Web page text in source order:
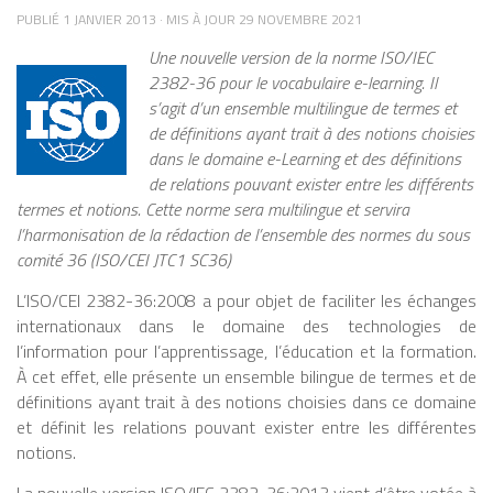
PUBLIÉ 1 JANVIER 2013 · MIS À JOUR 29 NOVEMBRE 2021
Une nouvelle version de la norme ISO/IEC
2382-36 pour le vocabulaire e-learning. Il
s’agit d’un ensemble multilingue de termes et
de définitions ayant trait à des notions choisies
dans le domaine e-Learning et des définitions
de relations pouvant exister entre les différents
termes et notions. Cette norme sera multilingue et servira
l’harmonisation de la rédaction de l’ensemble des normes du sous
comité 36 (ISO/CEI JTC1 SC36)
L’ISO/CEI 2382-36:2008 a pour objet de faciliter les échanges
internationaux dans le domaine des technologies de
l’information pour l’apprentissage, l’éducation et la formation.
À cet effet, elle présente un ensemble bilingue de termes et de
définitions ayant trait à des notions choisies dans ce domaine
et définit les relations pouvant exister entre les différentes
notions.
TOUCHE PRESQUE TOUS LES DOMAINES : TEXTE :
IMAGE ET VIDÉO : CRÉATION ARTISTIQUE, RETOUCHES,
DEEPFAKES. MUSIQUE ET AUDIO : COMPOSITIONS
ORIGINALES, DOUBLAGES, SYNTHÈSE VOCALE. CODE
INFORMATIQUE : GÉNÉRATION AUTOMATIQUE DE
SCRIPTS ET PROGRAMMES. EXEMPLE : GITHUB COPILOT
AIDE LES DÉVELOPPEURS EN PROPOSANT DES BOUTS
DE CODE À COMPLÉTER AUTOMATIQUEMENT,
ACCÉLÉRANT LE TRAVAIL DE PLUSIEURS HEURES EN
QUELQUES MINUTES. SOURCE
: HTTPS://LAFUSEE.NET/IA-GENERATIVE/ LES LIMITES ET
GÉNÉRATIVE N’EST PAS MAGIQUE ET COMPORTE DES
RISQUES : BIAIS ET STÉRÉOTYPES : L’IA APPREND À
PARTIR DE DONNÉES EXISTANTES. SI CES DONNÉES
CONTIENNENT DES BIAIS (CULTURELS, SOCIAUX,
RACIAUX), LES CRÉATIONS DE L’IA LES REPRODUIRONT.
EXEMPLE : UNE IA D’ILLUSTRATION POURRAIT
REPRÉSENTER DES PROFESSIONS DE MANIÈRE
STÉRÉOTYPÉE SELON LE GENRE OU L’ORIGINE. FIABILITÉ
universitaires au Canada, puis au
Royaume-Uni, notamment à l’Université
de Cambridge, où il est influencé par la
tradition humaniste, la rhétorique
classique et la pensée de figures comme
Thomas d’Aquin. Cette formation
interdisciplinaire, mêlant littérature,
philosophie et histoire, jouera un rôle
déterminant dans son approche originale
des médias. De retour au Canada, il
devient professeur d’anglais à l’Université
de Toronto, où il mènera l’essentiel de sa
carrière universitaire et fondera le Centre
for Culture and Technology, lieu
emblématique de recherche sur les
médias et la culture. C’est dans les
années 1950 et surtout 1960 que
McLuhan accède à une renommée
majeurs tels que The Gutenberg Galaxy